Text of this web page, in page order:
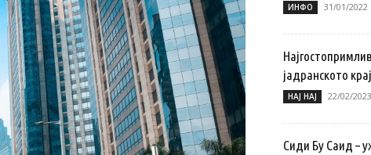
ИНФО 31/01/2022
јадранското
НАЈ НАЈ 22/02/2023
Сиди Бу Саид –